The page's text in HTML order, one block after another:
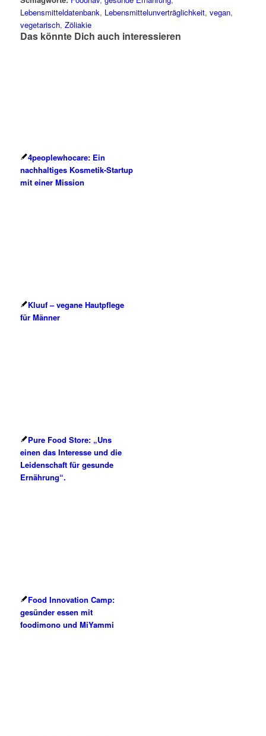
Lebensmitteldatenbank, Lebensmittelunverträglichkeit, vegan,
vegetarisch, Zöliakie
Das könnte Dich auch interessieren
4peoplewhocare: Ein
nachhaltiges Kosmetik-Startup
mit einer Mission
Kluuf – vegane Hautpflege
für Männer
Pure Food Store: „Uns
einen das Interesse und die
Leidenschaft für gesunde
Ernährung“.
Food Innovation Camp:
gesünder essen mit
foodimono und MiYammi